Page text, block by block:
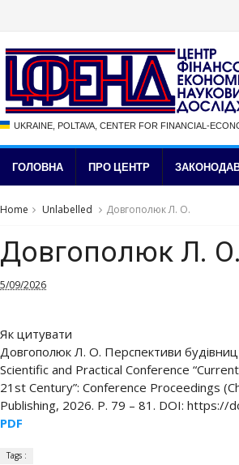
UKRAINE, POLTAVA, CENTER FOR FINANCIAL-
ГОЛОВНА ПРО ЦЕНТР
Home Unlabelled Довгополюк Л. О.
Довгополюк Л. О.
5/09/2026
Як цитувати
Довгополюк Л. О. Перспективи
Scientific and Practical Conference
21st Century”: Conference Proceedings
Publishing, 2026. P. 79 – 81. DOI:
PDF
Tags :